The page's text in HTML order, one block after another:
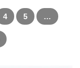
4 5 …